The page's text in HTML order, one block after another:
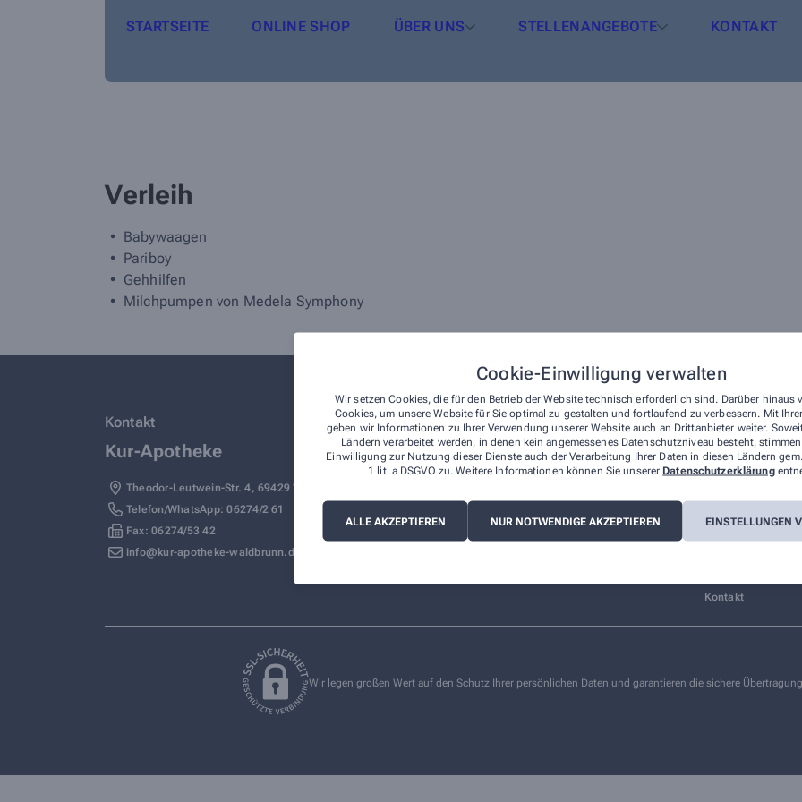
Cookie-Einwilligung verwalten
Wir setzen Cookies, die für den Betrieb der Website technisch erforderlich sind. Darüber hinaus
Cookies, um unsere Website für Sie optimal zu gestalten und fortlaufend zu verbessern. Mit
geben wir Informationen zu Ihrer Verwendung unserer Website auch an Drittanbieter weiter.
Ländern verarbeitet werden, in denen kein angemessenes Datenschutzniveau besteht,
Einwilligung zur Nutzung dieser Dienste auch der Verarbeitung Ihrer Daten in diesen Ländern
1 lit. a DSGVO zu. Weitere Informationen können Sie unserer Datenschutzerklärung
ALLE AKZEPTIEREN NUR NOTWENDIGE AKZEPTIEREN EINSTELLUNGEN
STARTSEITE ONLINE SHOP ÜBER UNS STELLENANGEBOTE KONTAKT
Verleih
Babywaagen
Pariboy
Gehhilfen
Milchpumpen von Medela Symphony
Kontakt
Kur-Apotheke
Theodor-Leutwein-Str. 4,69429 Waldbrunn-Strümpfelbrunn
Telefon/WhatsApp: 06274/2 61
Fax: 06274/53 42
info@kur-apotheke-waldbrunn.de
Über uns
Waldbrunner
Unsere Geschichte
2021
Kontakt
Wir legen großen Wert auf den Schutz Ihrer persönlichen Daten und garantieren die sichere